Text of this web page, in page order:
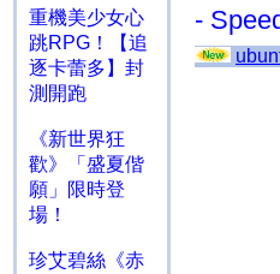
重機美少女心
跳RPG！【追
逐卡蕾多】封
測開跑
《新世界狂
歡》「盛夏偕
願」限時登
場！
珍艾碧絲《赤
-